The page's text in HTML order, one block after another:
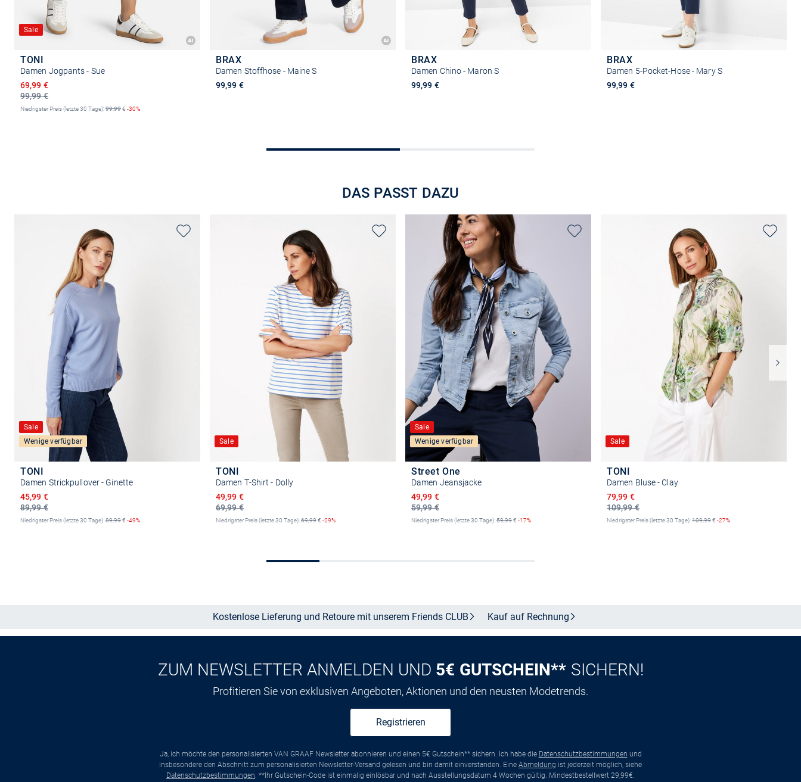
Sale
TONI
Damen Jogpants - Sue
99,99 €
Ermäßigter Preis
69,99 €
Niedrigster Preis (letzte 30 Tage):99,99€ -30%
BRAX
Damen Stoffhose - Maine S
99,99 €
Größe auswählen
BRAX
Damen Chino - Maron S
99,99 €
BRAX
Damen 5-Pocket-Hose - Mary S
99,99 €
DAS PASST DAZU
Sale
Wenige verfügbar
TONI
Damen Strickpullover - Ginette
89,99 €
Ermäßigter Preis
45,99 €
Niedrigster Preis (letzte 30 Tage):89,99€ -49%
Sale
TONI
Damen T-Shirt - Dolly
69,99 €
Ermäßigter Preis
49,99 €
Niedrigster Preis (letzte 30 Tage):69,99€ -29%
Sale
Wenige verfügbar
Street One
Damen Jeansjacke
59,99 €
Ermäßigter Preis
49,99 €
Niedrigster Preis (letzte 30 Tage):59,99€ -17%
Sale
TONI
Damen Bluse - Clay
109,99 €
Ermäßigter Preis
79,99 €
Niedrigster Preis (letzte 30 Tage):109,99€ -27%
Kostenlose Lieferung und Retoure mit unserem Friends CLUB Kauf auf Rechnung
ZUM NEWSLETTER ANMELDEN UND 5€ GUTSCHEIN** SICHERN!
Profitieren Sie von exklusiven Angeboten, Aktionen und den neusten Modetrends.
Registrieren
Ja, ich möchte den personalisierten VAN GRAAF Newsletter abonnieren und einen 5€ Gutschein** sichern. Ich habe die Datenschutzbestimmungen und
insbesondere den Abschnitt zum personalisierten Newsletter-Versand gelesen und bin damit einverstanden. Eine Abmeldung ist jederzeit möglich, siehe
Datenschutzbestimmungen . **Ihr Gutschein-Code ist einmalig einlösbar und nach Ausstellungsdatum 4 Wochen gültig. Mindestbestellwert 29,99€.